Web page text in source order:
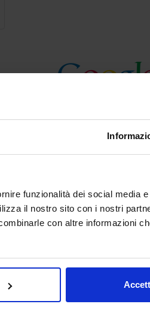
funzionalità dei social media
il nostro sito con i nostri
con altre informazioni